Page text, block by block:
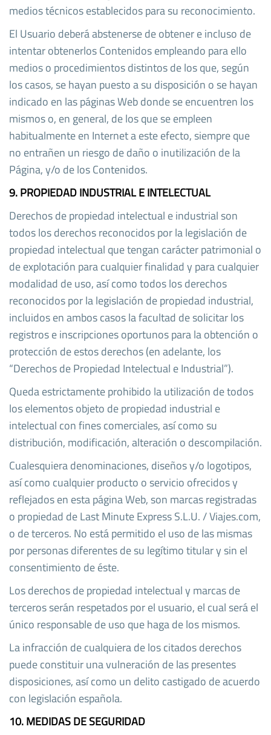
medios técnicos establecidos para su reconocimiento.
El Usuario deberá abstenerse de obtener e incluso de
intentar obtenerlos Contenidos empleando para ello
medios o procedimientos distintos de los que, según
los casos, se hayan puesto a su disposición o se hayan
indicado en las páginas Web donde se encuentren los
mismos o, en general, de los que se empleen
habitualmente en Internet a este efecto, siempre que
no entrañen un riesgo de daño o inutilización de la
Página, y/o de los Contenidos.
9. PROPIEDAD INDUSTRIAL E INTELECTUAL
Derechos de propiedad intelectual e industrial son
todos los derechos reconocidos por la legislación de
propiedad intelectual que tengan carácter patrimonial o
de explotación para cualquier finalidad y para cualquier
modalidad de uso, así como todos los derechos
reconocidos por la legislación de propiedad industrial,
incluidos en ambos casos la facultad de solicitar los
registros e inscripciones oportunos para la obtención o
protección de estos derechos (en adelante, los
“Derechos de Propiedad Intelectual e Industrial”).
Queda estrictamente prohibido la utilización de todos
los elementos objeto de propiedad industrial e
intelectual con fines comerciales, así como su
distribución, modificación, alteración o descompilación.
Cualesquiera denominaciones, diseños y/o logotipos,
así como cualquier producto o servicio ofrecidos y
reflejados en esta página Web, son marcas registradas
o propiedad de Last Minute Express S.L.U. / Viajes.com,
o de terceros. No está permitido el uso de las mismas
por personas diferentes de su legítimo titular y sin el
consentimiento de éste.
Los derechos de propiedad intelectual y marcas de
terceros serán respetados por el usuario, el cual será el
único responsable de uso que haga de los mismos.
La infracción de cualquiera de los citados derechos
puede constituir una vulneración de las presentes
disposiciones, así como un delito castigado de acuerdo
con legislación española.
10. MEDIDAS DE SEGURIDAD